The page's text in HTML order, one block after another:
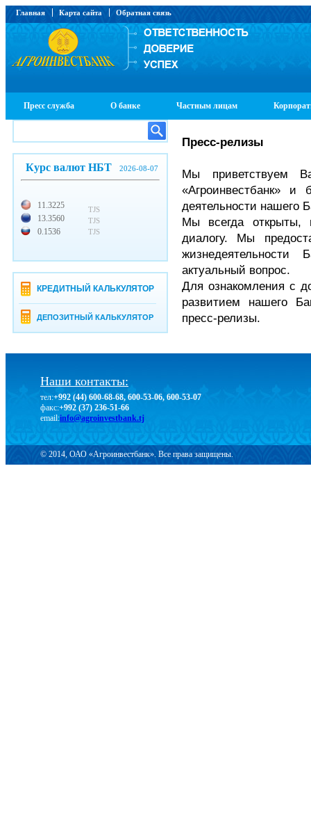
Главная Карта сайта Обратная связь
Пресс служба О банке Частным лицам
Курс валют НБТ 2026-08-07
11.3225
13.3560
0.1536
TJS
TJS
TJS
КРЕДИТНЫЙ КАЛЬКУЛЯТОР
ДЕПОЗИТНЫЙ КАЛЬКУЛЯТОР
Пресс-релизы
Мы приветствуем
«Агроинвестбанк» и
деятельности нашего
Мы всегда открыты,
диалогу. Мы
актуальный вопрос.
Для ознакомления с
развитием нашего
пресс-релизы.
Наши контакты:
тел:+992 (44) 600-68-68, 600-53-06, 600-53-07
факс:+992 (37) 236-51-66
email:info@agroinvestbank.tj
© 2014, ОАО «Агроинвестбанк». Все права защищены.